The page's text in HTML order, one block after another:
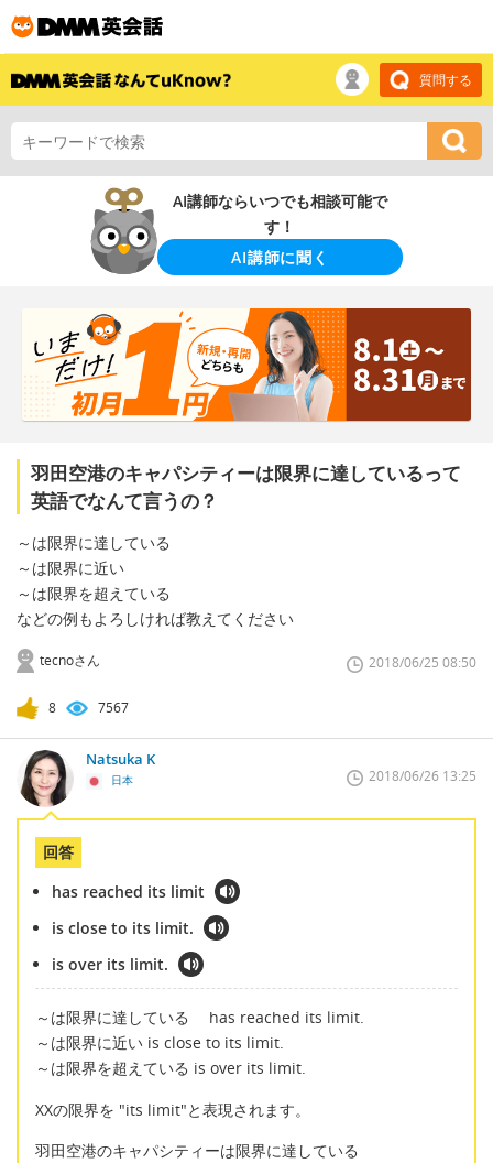
質問する
AI講師ならいつでも相談可能で
す！
AI講師に聞く
羽田空港のキャパシティーは限界に達しているって
英語でなんて言うの？
～は限界に達している
～は限界に近い
～は限界を超えている
などの例もよろしければ教えてください
tecnoさん 2018/06/25 08:50
8 7567
Natsuka K
日本 2018/06/26 13:25
回答
has reached its limit
is close to its limit.
is over its limit.
～は限界に達している has reached its limit.
～は限界に近い is close to its limit.
～は限界を超えている is over its limit.
XXの限界を "its limit"と表現されます。
羽田空港のキャパシティーは限界に達している